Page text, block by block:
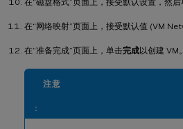
在“磁盘格式”页面上，接受默认设置，然后
在“网络映射”页面上，接受默认值 (VM
在“准备完成”页面上，单击完成以创建 VM。
注意
：